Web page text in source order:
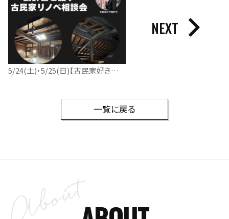
5/24(土)・5/25(日)【古民家好きの設計士と話す｜古民家リノベ相談会】
NEXT
一覧に戻る